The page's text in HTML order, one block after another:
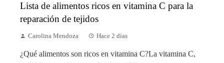
Lista de alimentos ricos en vitamina C para la
reparación de tejidos
Carolina Mendoza Hace 2 días
¿Qué alimentos son ricos en vitamina C?La vitamina C,